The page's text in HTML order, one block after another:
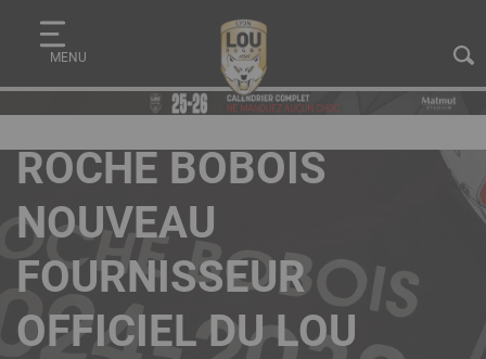
contenu
principal
MENU
ROCHE BOBOIS
NOUVEAU
FOURNISSEUR
OFFICIEL DU LOU